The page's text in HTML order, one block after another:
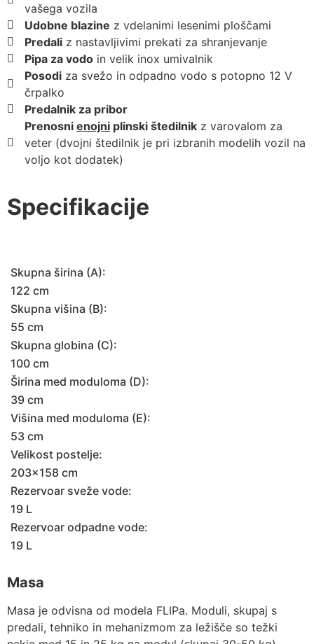
vašega vozila
Udobne blazine z vdelanimi lesenimi ploščami
Predali z nastavljivimi prekati za shranjevanje
Pipa za vodo in velik inox umivalnik
Posodi za svežo in odpadno vodo s potopno 12 V
črpalko
Predalnik za pribor
Prenosni enojni plinski štedilnik z varovalom za
veter (dvojni štedilnik je pri izbranih modelih vozil na
voljo kot dodatek)
Specifikacije
Skupna širina (A):
122 cm
Skupna višina (B):
55 cm
Skupna globina (C):
100 cm
Širina med moduloma (D):
39 cm
Višina med moduloma (E):
53 cm
Velikost postelje:
203x158 cm
Rezervoar sveže vode:
19 L
Rezervoar odpadne vode:
19 L
Masa
Masa je odvisna od modela FLIPa. Moduli, skupaj s
predali, tehniko in mehanizmom za ležišče so težki